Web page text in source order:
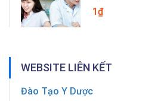
1₫
WEBSITE LIÊN KẾT
Đào Tạo Y Dược